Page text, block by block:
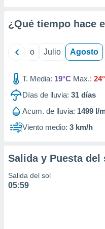
publicidad
de
¿Qué tiempo hace
Junio Julio Agosto
T. Media: 19°C Max.:
Días de lluvia: 31 días
Acum. de lluvia: 1499 l/
Viento medio: 3 km/h
Salida y Puesta del
Salida del sol
05:59